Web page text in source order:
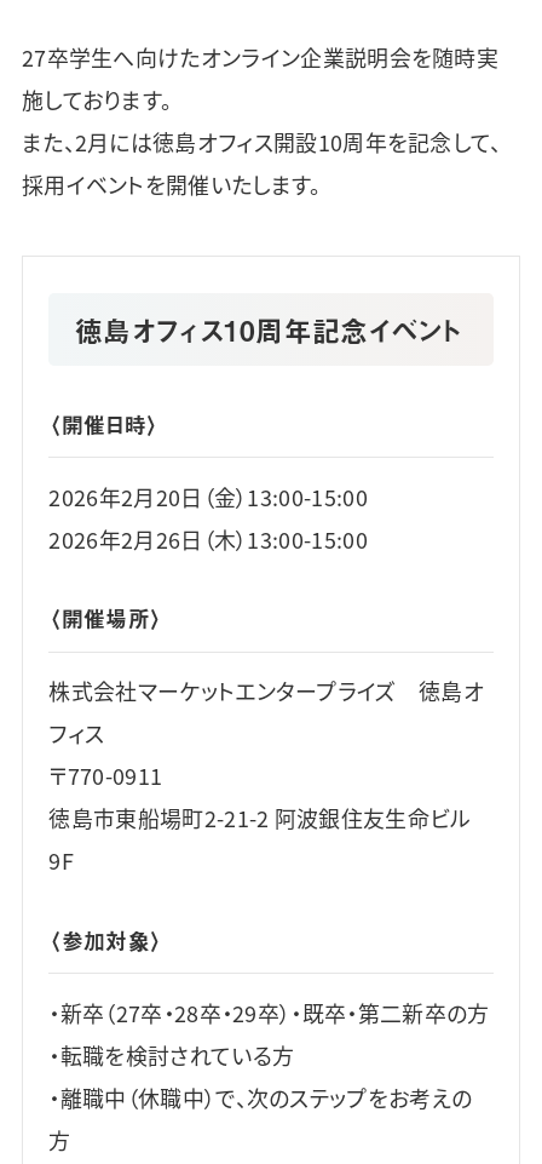
27卒学生へ向けたオンライン企業説明会を随時実
施しております。
また、2月には徳島オフィス開設10周年を記念して、
採用イベントを開催いたします。
徳島オフィス10周年記念イベント
〈開催日時〉
2026年2月20日（金）13:00-15:00
2026年2月26日（木）13:00-15:00
〈開催場所〉
株式会社マーケットエンタープライズ 徳島オ
フィス
〒770-0911
徳島市東船場町2-21-2 阿波銀住友生命ビル
9F
〈参加対象〉
・新卒（27卒・28卒・29卒）・既卒・第二新卒の方
・転職を検討されている方
・離職中（休職中）で、次のステップをお考えの
方